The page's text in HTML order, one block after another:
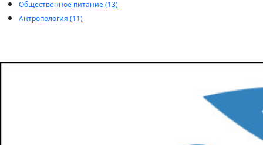
Общественное питание (13)
Антропология (11)